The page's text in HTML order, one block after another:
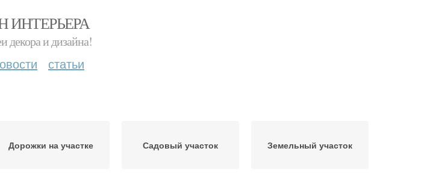
ИНТЕРЬЕРА
декора и дизайна!
статьи
Дорожки на участке Садовый участок Земельный участок